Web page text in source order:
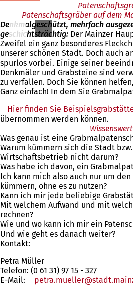
Patenschaftsgräber auf dem
Denkmalgeschützt, mehrfach
geschichtsträchtig: Der Mainzer
Zweifel ein ganz besonderes
unserer schönen Stadt. Doch auch
spurlos vorbei. Einige seiner
Denkmäler und Grabsteine sind
zu verfallen. Doch Sie können
Ganz einfach! In dem Sie
Hier finden Sie
übernommen werden können.
Was genau ist eine
Warum kümmern sich die Stadt
Wirtschaftsbetrieb nicht darum?
Was habe ich davon, ein
Ich kann mich also auch nur um
kümmern, ohne es zu nutzen?
Kann ich mir jede beliebige
Mit welchem Aufwand und mit
rechnen?
Wie und wo kann ich mir ein
Und wie geht es danach weiter?
Kontakt:
Petra Müller
Telefon: (0 61 31) 97 15 - 327
E-Mail:
petra.mueller